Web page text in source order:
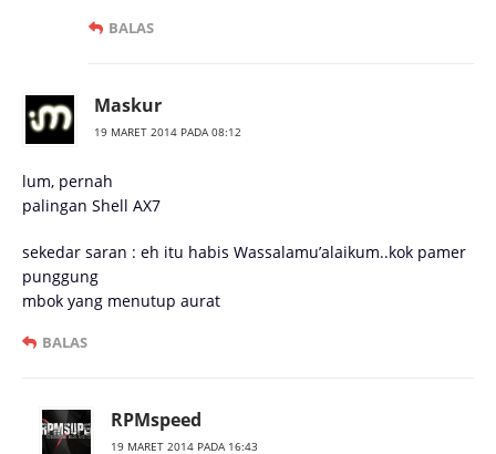
BALAS
Maskur
19 MARET 2014 PADA 08:12
lum, pernah
palingan Shell AX7
sekedar saran : eh itu habis Wassalamu’alaikum..kok pamer
punggung
mbok yang menutup aurat
BALAS
RPMspeed
19 MARET 2014 PADA 16:43